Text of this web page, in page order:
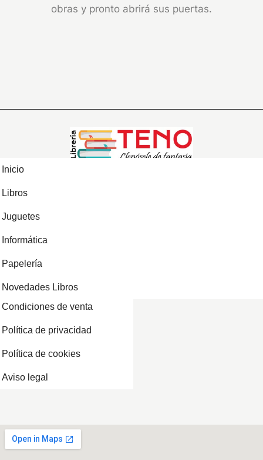
obras y pronto abrirá sus puertas.
Inicio
Libros
Juguetes
Informática
Papelería
Novedades Libros
Condiciones de venta
Política de privacidad
Política de cookies
Aviso legal